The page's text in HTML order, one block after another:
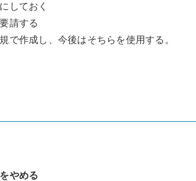
しておく
請する
で作成し、今後はそちらを使用する。
やめる